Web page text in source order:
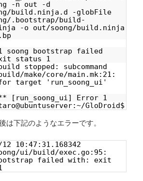
-n out -d
build.ninja.d -globFile
.bootstrap/build-
-o out/soong/build.ninja
soong bootstrap failed
status 1
stopped: subcommand
make/core/main.mk:21:
target 'run_soong_ui'
[run_soong_ui] Error 1
GloDroid$
は下記のようなエラーです。
12 10:47:31.168342
ui/build/exec.go:95:
failed with: exit